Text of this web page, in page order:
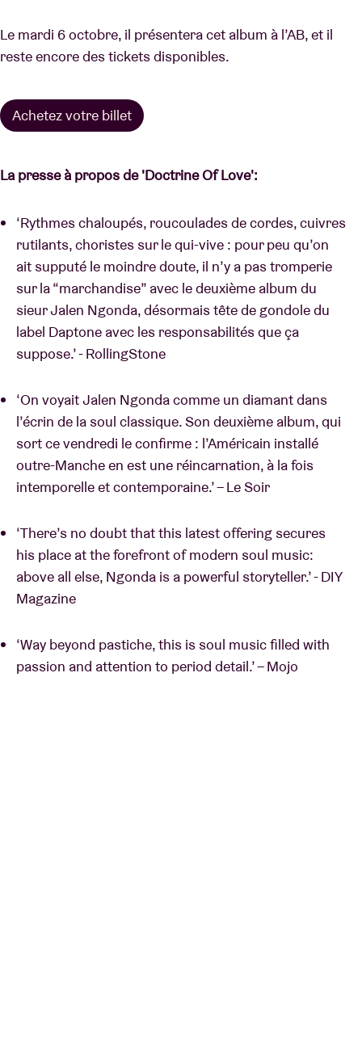
Le mardi 6 octobre, il présentera cet album à l’AB, et il
reste encore des tickets disponibles.
Achetez votre billet
La presse à propos de 'Doctrine Of Love':
‘Rythmes chaloupés, roucoulades de cordes, cuivres
rutilants, choristes sur le qui-vive : pour peu qu’on
ait supputé le moindre doute, il n’y a pas tromperie
sur la “marchandise” avec le deuxième album du
sieur Jalen Ngonda, désormais tête de gondole du
label Daptone avec les responsabilités que ça
suppose.’ - RollingStone
‘On voyait Jalen Ngonda comme un diamant dans
l’écrin de la soul classique. Son deuxième album, qui
sort ce vendredi le confirme : l’Américain installé
outre-Manche en est une réincarnation, à la fois
intemporelle et contemporaine.’ – Le Soir
‘There’s no doubt that this latest offering secures
his place at the forefront of modern soul music:
above all else, Ngonda is a powerful storyteller.’ - DIY
Magazine
‘Way beyond pastiche, this is soul music filled with
passion and attention to period detail.’ – Mojo